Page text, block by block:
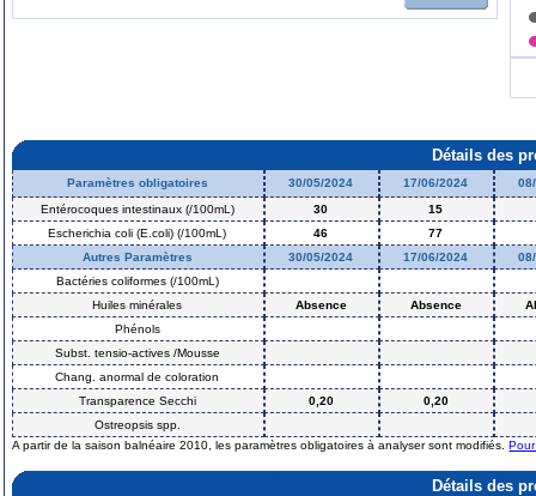
Détails des
Paramètres obligatoires 30/05/2024 17/06/2024
Entérocoques intestinaux (/100mL)
30
15
Escherichia coli (E.coli) (/100mL)
46
77
Autres Paramètres
30/05/2024 17/06/2024
Bactéries coliformes (/100mL)
Huiles minérales
Absence Absence
Phénols
Subst. tensio-actives /Mousse
Chang. anormal de coloration
Transparence Secchi
0,20
0,20
Ostreopsis spp.
A partir de la saison balnéaire 2010, les paramètres obligatoires à analyser sont modifiés.
Détails des